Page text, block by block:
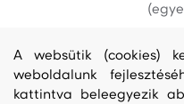
A websütik (cookies)
weboldalunk
kattintva beleegyezik